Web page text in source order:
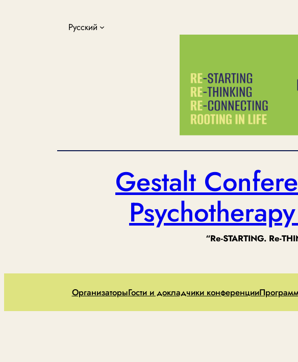
Русский
Gestalt
“Re-STARTING. Re-
ОрганизаторыГости и докладчики конференции